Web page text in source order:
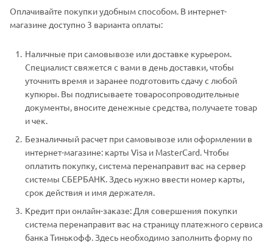
Оплачивайте покупки удобным способом. В интернет-
магазине доступно 3 варианта оплаты:
Наличные при самовывозе или доставке курьером.
Специалист свяжется с вами в день доставки, чтобы
уточнить время и заранее подготовить сдачу с любой
купюры. Вы подписываете товаросопроводительные
документы, вносите денежные средства, получаете товар
и чек.
Безналичный расчет при самовывозе или оформлении в
интернет-магазине: карты Visa и MasterCard. Чтобы
оплатить покупку, система перенаправит вас на сервер
системы СБЕРБАНК. Здесь нужно ввести номер карты,
срок действия и имя держателя.
Кредит при онлайн-заказе: Для совершения покупки
система перенаправит вас на страницу платежного сервиса
банка Тинькофф. Здесь необходимо заполнить форму по